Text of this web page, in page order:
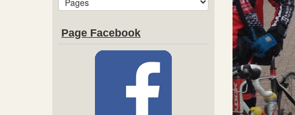
Page Facebook